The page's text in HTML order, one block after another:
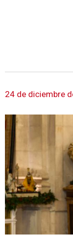
24 de diciembre